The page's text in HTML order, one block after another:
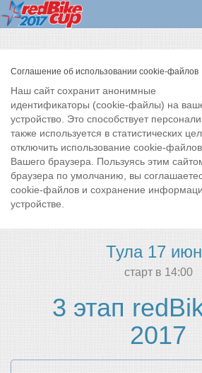
Соглашение об использовании cookie-файлов
Наш сайт сохранит анонимные
идентификаторы (cookie-файлы) на
устройство. Это способствует
также используется в статистических
отключить использование cookie-
Вашего браузера. Пользуясь этим
браузера по умолчанию, вы
cookie-файлов и сохранение
устройстве.
Тула 17
cтарт в 14:00
3 этап
2017